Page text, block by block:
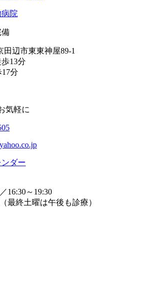
辺市東東神屋89-1
13分
17分
気軽に
16:30～19:30
最終土曜は午後も診療）